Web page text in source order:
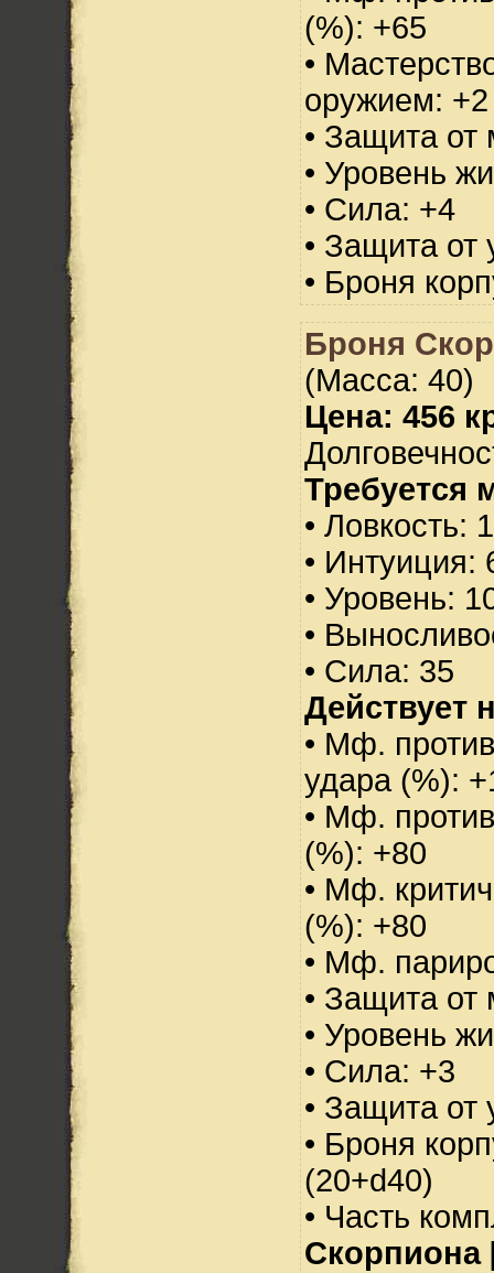
(%): +65
•
оружием: +2
• Защита от
• Уровень
• Сила: +4
• Защита от
• Броня
Броня
(Масса: 40)
Цена: 456
Требуется
• Ловкость:
• Интуиция:
• Уровень:
•
• Сила: 35
Действует
• Мф.
удара (%):
• Мф.
(%): +80
• Мф.
(%): +80
• Мф.
• Защита от
• Уровень
• Сила: +3
• Защита от
• Броня
(20+d40)
• Часть
Скорпиона